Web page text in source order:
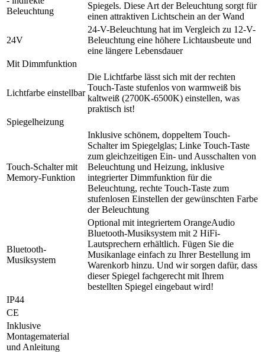
Beleuchtung
Spiegels. Diese Art der Beleuchtung sorgt für
einen attraktiven Lichtschein an der Wand
24V
24-V-Beleuchtung hat im Vergleich zu 12-V-
Beleuchtung eine höhere Lichtausbeute und
eine längere Lebensdauer
Mit Dimmfunktion
Lichtfarbe einstellbar
Die Lichtfarbe lässt sich mit der rechten
Touch-Taste stufenlos von warmweiß bis
kaltweiß (2700K-6500K) einstellen, was
praktisch ist!
Spiegelheizung
Touch-Schalter mit
Memory-Funktion
Inklusive schönem, doppeltem Touch-
Schalter im Spiegelglas; Linke Touch-Taste
zum gleichzeitigen Ein- und Ausschalten von
Beleuchtung und Heizung, inklusive
integrierter Dimmfunktion für die
Beleuchtung, rechte Touch-Taste zum
stufenlosen Einstellen der gewünschten Farbe
der Beleuchtung
Bluetooth-
Musiksystem
Optional mit integriertem OrangeAudio
Bluetooth-Musiksystem mit 2 HiFi-
Lautsprechern erhältlich. Fügen Sie die
Musikanlage einfach zu Ihrer Bestellung im
Warenkorb hinzu. Und wir sorgen dafür, dass
dieser Spiegel fachgerecht mit Ihrem
bestellten Spiegel eingebaut wird!
IP44
CE
Inklusive
Montagematerial
und Anleitung